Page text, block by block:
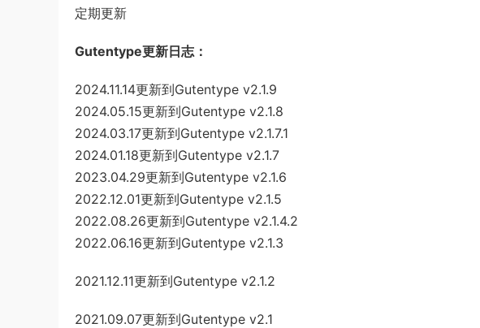
定期更新
Gutentype更新日志：
2024.11.14更新到Gutentype v2.1.9
2024.05.15更新到Gutentype v2.1.8
2024.03.17更新到Gutentype v2.1.7.1
2024.01.18更新到Gutentype v2.1.7
2023.04.29更新到Gutentype v2.1.6
2022.12.01更新到Gutentype v2.1.5
2022.08.26更新到Gutentype v2.1.4.2
2022.06.16更新到Gutentype v2.1.3
2021.12.11更新到Gutentype v2.1.2
2021.09.07更新到Gutentype v2.1